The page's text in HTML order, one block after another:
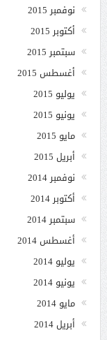
نوفمبر 2015
أكتوبر 2015
سبتمبر 2015
أغسطس 2015
يوليو 2015
يونيو 2015
مايو 2015
أبريل 2015
نوفمبر 2014
أكتوبر 2014
سبتمبر 2014
أغسطس 2014
يوليو 2014
يونيو 2014
مايو 2014
أبريل 2014